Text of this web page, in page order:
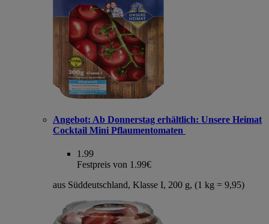
Angebot: Ab Donnerstag erhältlich: Unsere Heimat
Cocktail Mini Pflaumentomaten
1.99
Festpreis von 1.99€
aus Süddeutschland, Klasse I, 200 g, (1 kg = 9,95)